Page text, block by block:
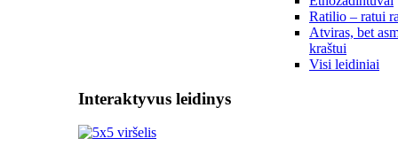
Ratilio – ratui
Atviras, bet
kraštui
Visi leidiniai
Interaktyvus leidinys